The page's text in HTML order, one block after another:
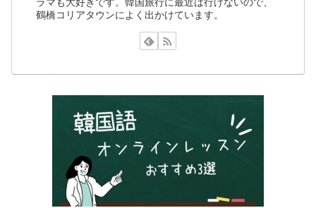
鶴橋コリアタウンによく出かけています。